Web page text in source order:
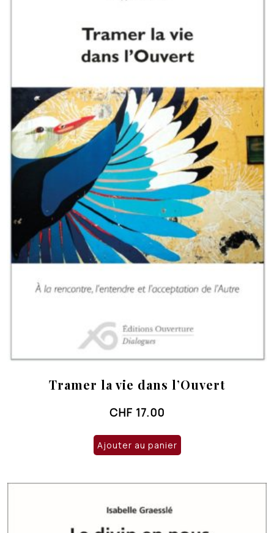
Tramer la vie dans l’Ouvert
CHF 17.00
Ajouter au panier